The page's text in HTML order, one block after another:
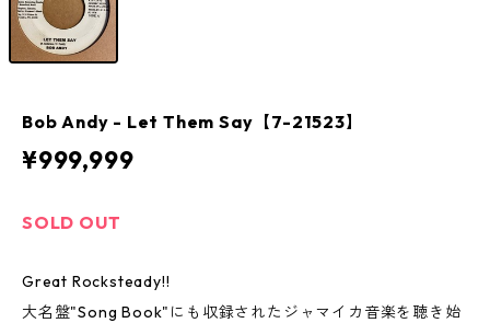
Bob Andy - Let Them Say【7-21523】
¥999,999
SOLD OUT
Great Rocksteady!!
大名盤"Song Book"にも収録されたジャマイカ音楽を聴き始